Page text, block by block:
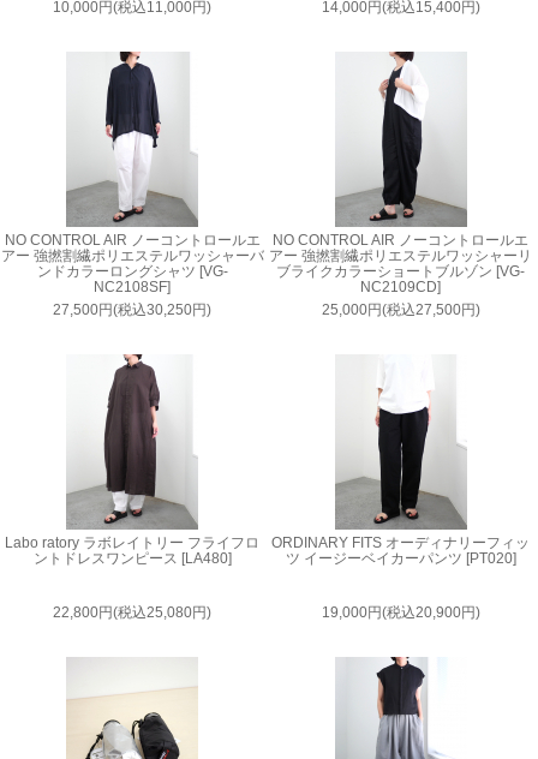
10,000円(税込11,000円) 14,000円(税込15,400円)
NO CONTROL AIR ノーコントロールエ
アー 強撚割繊ポリエステルワッシャーバ
ンドカラーロングシャツ [VG-
NC2108SF]
27,500円(税込30,250円)
NO CONTROL AIR ノーコントロールエ
アー 強撚割繊ポリエステルワッシャーリ
ブライクカラーショートブルゾン [VG-
NC2109CD]
25,000円(税込27,500円)
Labo ratory ラボレイトリー フライフロ
ントドレスワンピース [LA480]
22,800円(税込25,080円)
ORDINARY FITS オーディナリーフィッ
ツ イージーベイカーパンツ [PT020]
19,000円(税込20,900円)